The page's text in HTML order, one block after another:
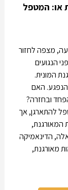
או: המטפל
מצפה לחזור
הנגועים
המונית.
האם
ובחזרה?
להתארגן, אך
המאורגנת,
אלה, הדינאמיקה
מאורגנת,